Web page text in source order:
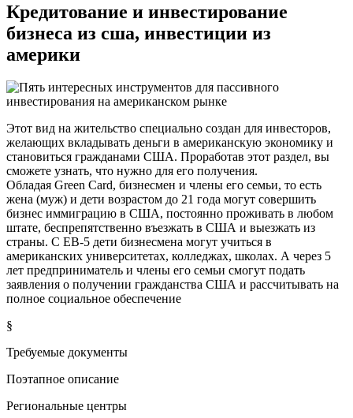
Кредитование и инвестирование
бизнеса из сша, инвестиции из
америки
Этот вид на жительство специально создан для инвесторов,
желающих вкладывать деньги в американскую экономику и
становиться гражданами США. Проработав этот раздел, вы
сможете узнать, что нужно для его получения.
Обладая Green Card, бизнесмен и члены его семьи, то есть
жена (муж) и дети возрастом до 21 года могут совершить
бизнес иммиграцию в США, постоянно проживать в любом
штате, беспрепятственно въезжать в США и выезжать из
страны. С EB-5 дети бизнесмена могут учиться в
американских университетах, колледжах, школах. А через 5
лет предприниматель и члены его семьи смогут подать
заявления о получении гражданства США и рассчитывать на
полное социальное обеспечение
§
Требуемые документы
Поэтапное описание
Региональные центры